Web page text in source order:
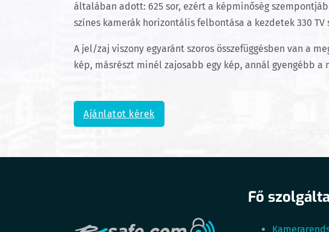
általában adott: 625 sor, ezért a képminőség
színes kamerák horizontális felbontása a kezdetek 330
A jel/zaj viszony egyaránt szoros összefüggésben van a
kép, másrészt minél zajosabb egy kép, annál gyengébb a
Ajánlatot kérek
Fő